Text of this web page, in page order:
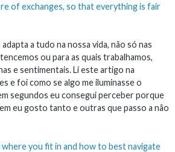
of exchanges, so that everything is fair
a tudo na nossa vida, não só nas
ou para as quais trabalhamos,
e sentimentais. Li este artigo na
e foi como se algo me iluminasse o
segundos eu consegui perceber porque
eu gosto tanto e outras que passo a não
you fit in and how to best navigate